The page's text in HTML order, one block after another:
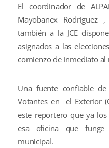
El coordinador de
Mayobanex
también a la JCE
asignados a las
comienzo de inmediato
Una fuente confiable
Votantes en el Exterior
este reportero que ya
esa oficina que
municipal.